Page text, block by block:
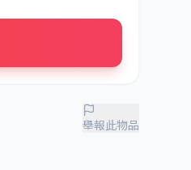
舉報此物品